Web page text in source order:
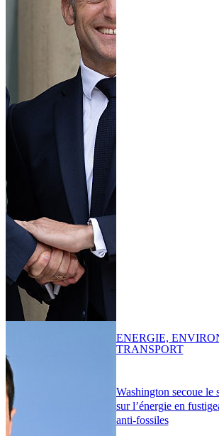
Washington secoue le
sur l’énergie en
anti-fossiles
ENERGIE,
TRANSPORT